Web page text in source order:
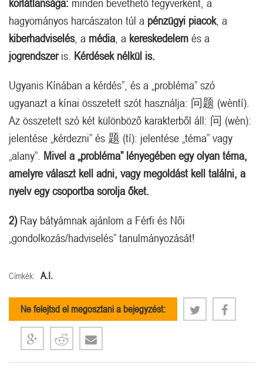
hagyományos harcászaton túl a pénzügyi piacok, a
kiberhadviselés, a média , a kereskedelem és a
jogrendszeris. Kérdések nélkül is.
Ugyanis Kínában a kérdés”, és a „probléma” szó
ugyanazt a kínai összetett szót használja: 问题 (wèntí).
Az összetett szó két különböző karakterből áll: 问 (wèn):
jelentése „kérdezni” és 题 (tí): jelentése „téma” vagy
„alany”. Mivel a „probléma” lényegében egy olyan téma,
amelyre választ kell adni, vagy megoldást kell találni, a
nyelv egy csoportba sorolja őket.
2)Ray bátyámnak ajánlom a Férfi és Női
„gondolkozás/hadviselés” tanulmányozását!
Címkék: A.I.
Ne felejtsd el megosztani a bejegyzést: